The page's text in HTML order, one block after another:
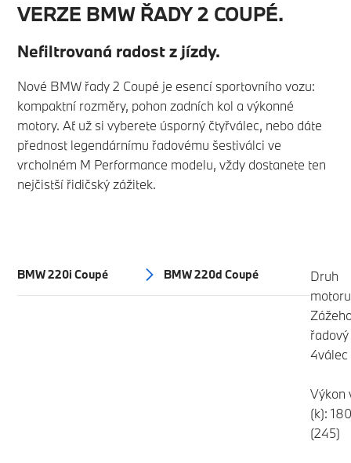
VERZE BMW ŘADY 2 COUPÉ.
Nefiltrovaná radost z jízdy.
Nové BMW řady 2 Coupé je esencí sportovního vozu:
kompaktní rozměry, pohon zadních kol a výkonné
motory. Ať už si vyberete úsporný čtyřválec, nebo dáte
přednost legendárnímu řadovému šestiválci ve
vrcholném M Performance modelu, vždy dostanete ten
nejčistší řidičský zážitek.
BMW 220i Coupé BMW 220d Coupé
Druh
řadový
4válec
Výkon
(k): 180
(245)